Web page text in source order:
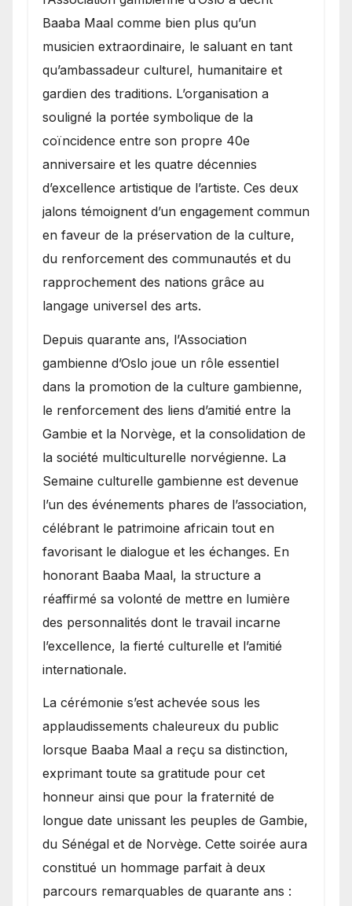
Baaba Maal comme bien plus qu’un
musicien extraordinaire, le saluant en tant
qu’ambassadeur culturel, humanitaire et
gardien des traditions. L’organisation a
souligné la portée symbolique de la
coïncidence entre son propre 40e
anniversaire et les quatre décennies
d’excellence artistique de l’artiste. Ces deux
jalons témoignent d’un engagement commun
en faveur de la préservation de la culture,
du renforcement des communautés et du
rapprochement des nations grâce au
langage universel des arts.
​Depuis quarante ans, l’Association
gambienne d’Oslo joue un rôle essentiel
dans la promotion de la culture gambienne,
le renforcement des liens d’amitié entre la
Gambie et la Norvège, et la consolidation de
la société multiculturelle norvégienne. La
Semaine culturelle gambienne est devenue
l’un des événements phares de l’association,
célébrant le patrimoine africain tout en
favorisant le dialogue et les échanges. En
honorant Baaba Maal, la structure a
réaffirmé sa volonté de mettre en lumière
des personnalités dont le travail incarne
l’excellence, la fierté culturelle et l’amitié
internationale.
​La cérémonie s’est achevée sous les
applaudissements chaleureux du public
lorsque Baaba Maal a reçu sa distinction,
exprimant toute sa gratitude pour cet
honneur ainsi que pour la fraternité de
longue date unissant les peuples de Gambie,
du Sénégal et de Norvège. Cette soirée aura
constitué un hommage parfait à deux
parcours remarquables de quarante ans :